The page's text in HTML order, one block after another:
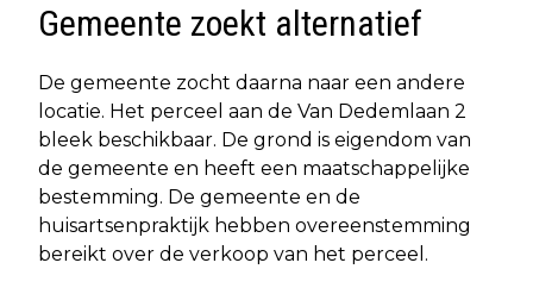
Gemeente zoekt alternatief
De gemeente zocht daarna naar een andere
locatie. Het perceel aan de Van Dedemlaan 2
bleek beschikbaar. De grond is eigendom van
de gemeente en heeft een maatschappelijke
bestemming. De gemeente en de
huisartsenpraktijk hebben overeenstemming
bereikt over de verkoop van het perceel.